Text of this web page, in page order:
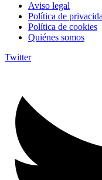
Aviso legal
Política de
Política de cookies
Quiénes somos
Twitter